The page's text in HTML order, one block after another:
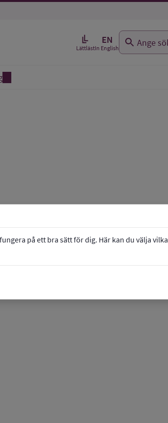
på ett bra sätt för dig. Här kan du välja vilka
Lättläst
EN
In English